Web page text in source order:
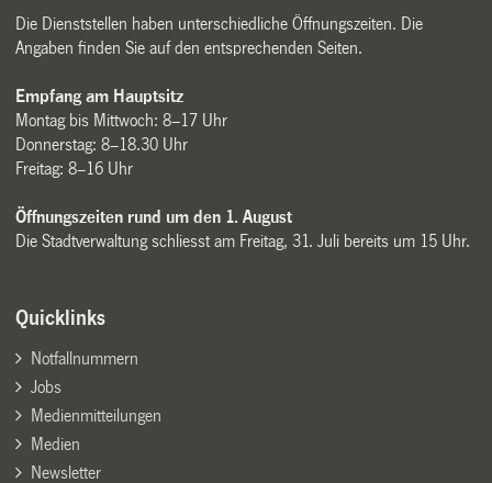
Die Dienststellen haben unterschiedliche Öffnungszeiten. Die
Angaben finden Sie auf den entsprechenden Seiten.
Empfang am Hauptsitz
Montag bis Mittwoch: 8–17 Uhr
Donnerstag: 8–18.30 Uhr
Freitag: 8–16 Uhr
Öffnungszeiten rund um den 1. August
Die Stadtverwaltung schliesst am Freitag, 31. Juli bereits um 15 Uhr.
Quicklinks
Notfallnummern
Jobs
Medienmitteilungen
Medien
Newsletter